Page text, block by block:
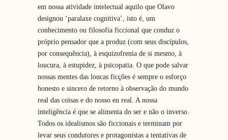
em nossa atividade intelectual aquilo que Olavo
designou ‘paralaxe cognitiva’, isto é, um
conhecimento ou filosofia ficcional que conduz o
próprio pensador que a produz (com seus discípulos,
por consequência), à esquizofrenia de si mesmo, à
loucura, à estupidez, à psicopatia. O que pode salvar
nossas mentes das loucas ficções é sempre o esforço
honesto e sincero de retorno à observação do mundo
real das coisas e do nosso eu real. A nossa
inteligência é que se alimenta do ser e não o inverso.
Todos os idealismos são ficcionais e terminam por
levar seus condutores e protagonistas a tentativas de